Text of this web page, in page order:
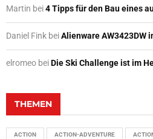
Martin bei4 Tipps für den Bau eines
Daniel Fink beiAlienware AW3423DW
elromeo beiDie Ski Challenge ist im
THEMEN
ACTION ACTION-ADVENTURE